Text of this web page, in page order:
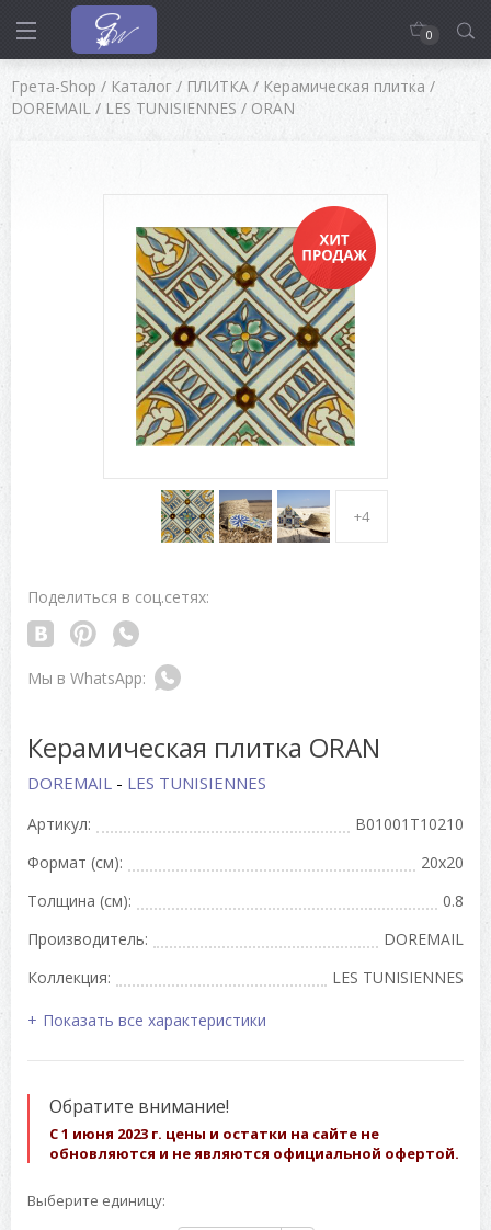
0
Грета-Shop / Каталог / ПЛИТКА / Керамическая плитка /
DOREMAIL / LES TUNISIENNES / ORAN
+4
Поделиться в соц.сетях:
Керамическая плитка ORAN
DOREMAIL - LES TUNISIENNES
Артикул:
B01001T10210
Формат (см):
20x20
Толщина (см):
0.8
Производитель:
DOREMAIL
Коллекция:
LES TUNISIENNES
Показать все характеристики
Обратите внимание!
С 1 июня 2023 г. цены и остатки на сайте не
обновляются и не являются официальной офертой.
Выберите единицу: